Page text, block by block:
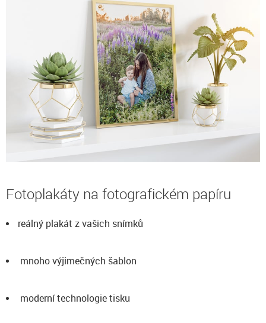
Fotoplakáty na fotografickém papíru
reálný plakát z vašich snímků
mnoho výjimečných šablon
moderní technologie tisku